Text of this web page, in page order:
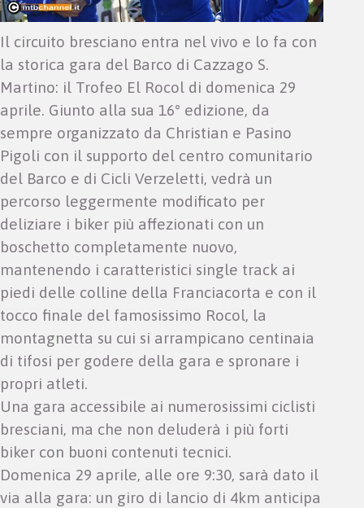
Il circuito bresciano entra nel vivo e lo fa con
la storica gara del Barco di Cazzago S.
Martino: il Trofeo El Rocol di domenica 29
aprile. Giunto alla sua 16° edizione, da
sempre organizzato da Christian e Pasino
Pigoli con il supporto del centro comunitario
del Barco e di Cicli Verzeletti, vedrà un
percorso leggermente modificato per
deliziare i biker più affezionati con un
boschetto completamente nuovo,
mantenendo i caratteristici single track ai
piedi delle colline della Franciacorta e con il
tocco finale del famosissimo Rocol, la
montagnetta su cui si arrampicano centinaia
di tifosi per godere della gara e spronare i
propri atleti.
Una gara accessibile ai numerosissimi ciclisti
bresciani, ma che non deluderà i più forti
biker con buoni contenuti tecnici.
Domenica 29 aprile, alle ore 9:30, sarà dato il
via alla gara: un giro di lancio di 4km anticipa